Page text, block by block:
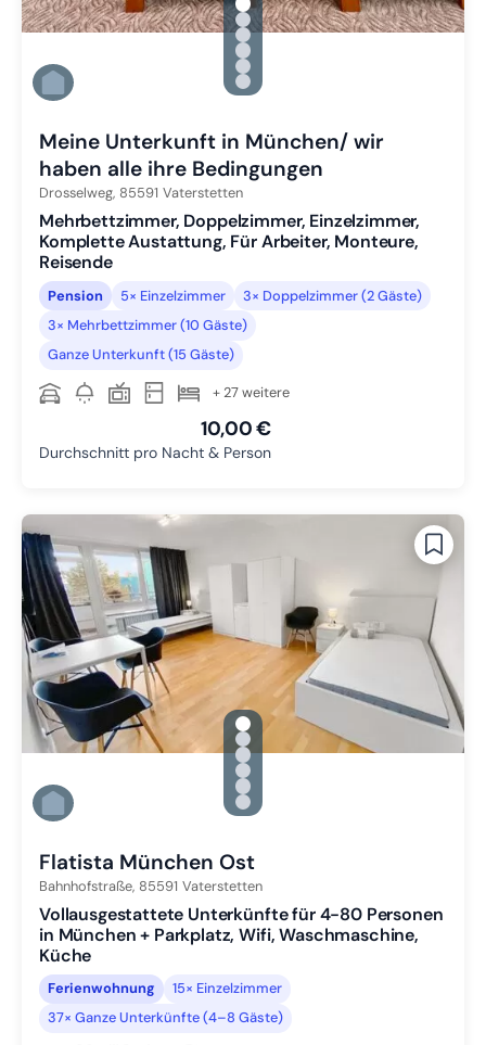
gallery.slide_selector
Zu Slide 1 wechseln
Zu Slide 2 wechseln
Zu Slide 3 wechseln
Zu Slide 4 wechseln
Zu Slide 5 wechseln
Zu Slide 6 wechseln
Meine Unterkunft in München/ wir
haben alle ihre Bedingungen
Drosselweg, 85591 Vaterstetten
Mehrbettzimmer, Doppelzimmer, Einzelzimmer,
Komplette Austattung, Für Arbeiter, Monteure,
Reisende
Pension 5× Einzelzimmer
3× Doppelzimmer (2 Gäste)
3× Mehrbettzimmer (10 Gäste)
Ganze Unterkunft (15 Gäste)
+ 27 weitere
10,00 €
Durchschnitt pro Nacht & Person
gallery.slide_selector
Zu Slide 1 wechseln
Zu Slide 2 wechseln
Zu Slide 3 wechseln
Zu Slide 4 wechseln
Zu Slide 5 wechseln
Zu Slide 6 wechseln
Flatista München Ost
Bahnhofstraße, 85591 Vaterstetten
Vollausgestattete Unterkünfte für 4-80 Personen
in München + Parkplatz, Wifi, Waschmaschine,
Küche
Ferienwohnung
15× Einzelzimmer
37× Ganze Unterkünfte (4–8 Gäste)